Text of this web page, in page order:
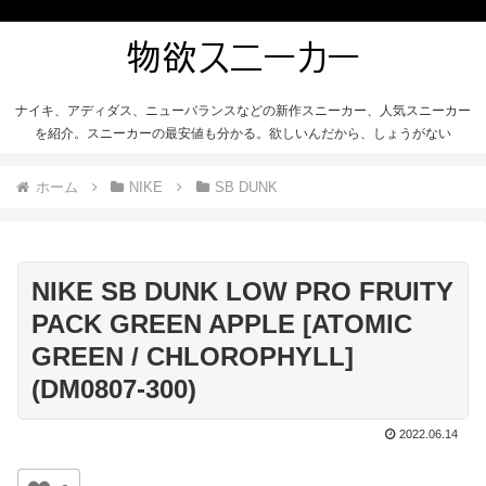
ナイキ、アディダス、ニューバランスなどの新作スニーカー、人気スニーカー
を紹介。スニーカーの最安値も分かる。欲しいんだから、しょうがない
ホーム NIKE SB DUNK
NIKE SB DUNK LOW PRO FRUITY
PACK GREEN APPLE [ATOMIC
GREEN / CHLOROPHYLL]
(DM0807-300)
2022.06.14